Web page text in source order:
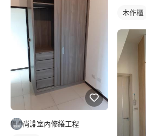
尚濎室內修繕工程
木作櫃